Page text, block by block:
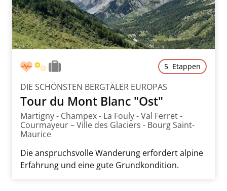
5 Etappen
DIE SCHÖNSTEN BERGTÄLER EUROPAS
Tour du Mont Blanc "Ost"
Martigny - Champex - La Fouly - Val Ferret -
Courmayeur – Ville des Glaciers - Bourg Saint-
Maurice
Die anspruchsvolle Wanderung erfordert alpine
Erfahrung und eine gute Grundkondition.